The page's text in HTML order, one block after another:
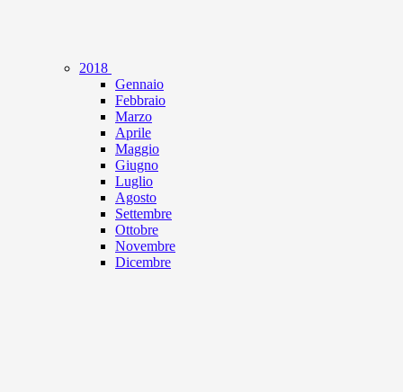
2018
Gennaio
Febbraio
Marzo
Aprile
Maggio
Giugno
Luglio
Agosto
Settembre
Ottobre
Novembre
Dicembre